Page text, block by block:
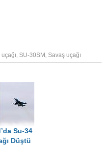
SU-30SM Savaş uçağı
Su-34
Düştü